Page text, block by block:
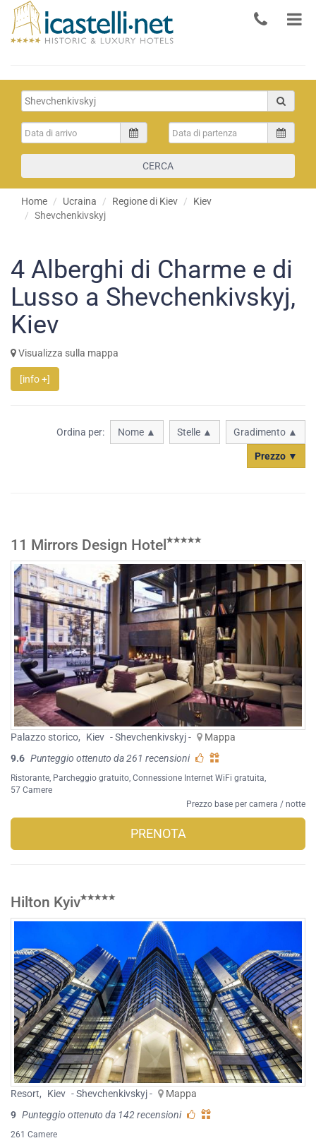
CERCA
Home Ucraina Regione di Kiev
Kiev
Shevchenkivskyj
4 Alberghi di Charme e di
Lusso a Shevchenkivskyj,
Kiev
Visualizza sulla mappa
[info +]
Ordina per: Nome ▲ Stelle ▲ Gradimento ▲
Prezzo ▼
11 Mirrors Design Hotel
Palazzo storico, Kiev - Shevchenkivskyj -
Mappa
9.6 Punteggio ottenuto da 261 recensioni
Ristorante Parcheggio gratuito Connessione Internet WiFi gratuita
57 Camere
Prezzo base per camera / notte
PRENOTA
Hilton Kyiv
Resort, Kiev - Shevchenkivskyj -
Mappa
9 Punteggio ottenuto da 142 recensioni
261 Camere